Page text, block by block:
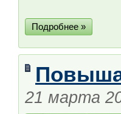
Подробнее »
21 марта